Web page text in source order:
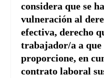
considera que se
vulneración al
efectiva, derecho
trabajador/a a
proporcione, en
contrato laboral